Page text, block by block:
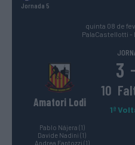
Jornada 5
quinta 08 de
PalaCastellotti -
Amatori Lodi
3 -
10
1ª
Pablo Nájera (1)
Davide Nadini (1)
Andrea Fantozzi (1)